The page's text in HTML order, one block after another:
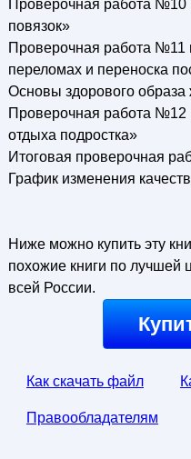
Проверочная работа
повязок»
Проверочная работа
переломах и переноска
Основы здорового образа
Проверочная работа
отдыха подростка»
Итоговая проверочная
График изменения
Ниже можно купить эту
похожие книги по лучшей
всей России.
Как скачать файл
Правообладателям